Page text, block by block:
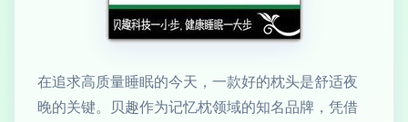
在追求高质量睡眠的今天，一款好的枕头是舒适夜
晚的关键。贝趣作为记忆枕领域的知名品牌，凭借